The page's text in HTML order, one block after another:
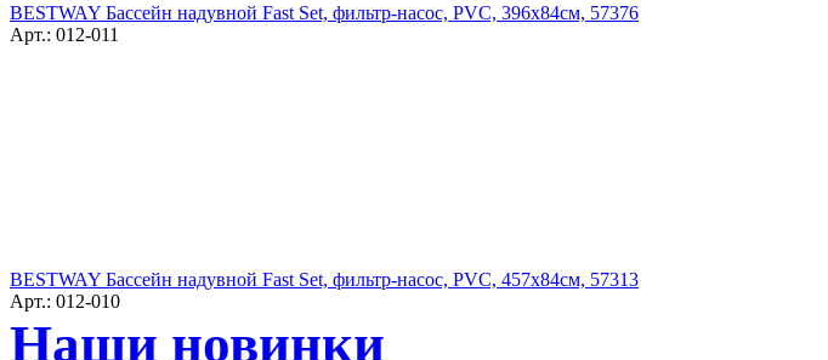
BESTWAY Бассейн надувной Fast Set, фильтр-насос, PVC, 396х84см, 57376
Арт.: 012-011
BESTWAY Бассейн надувной Fast Set, фильтр-насос, PVC, 457х84см, 57313
Арт.: 012-010
Наши новинки